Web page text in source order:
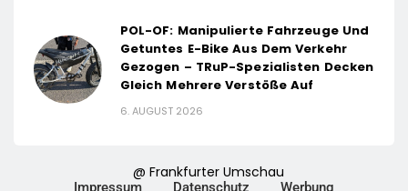
POL-OF: Manipulierte Fahrzeuge Und
Getuntes E-Bike Aus Dem Verkehr
Gezogen – TRuP-Spezialisten Decken
Gleich Mehrere Verstöße Auf
6. AUGUST 2026
@ Frankfurter Umschau
Impressum Datenschutz Werbung